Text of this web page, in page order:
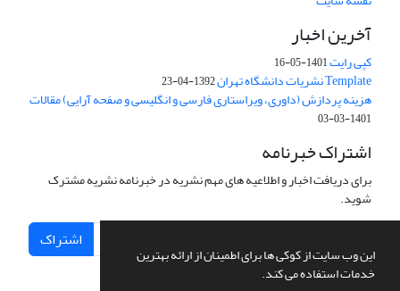
این وب سایت از کوکی ها برای اطمینان از ارائه بهترین
خدمات استفاده می کند.
آخرین اخبار
کپی رایت1401-05-16
Template نشریات دانشگاه تهران 1392-04-23
هزینه پردازش (داوری، ویراستاری فارسی و انگلیسی و صفحه آرایی) مقالات
1401-03-03
اشتراک خبرنامه
برای دریافت اخبار و اطلاعیه های مهم نشریه در خبرنامه نشریه مشترک
شوید.
اشتراک